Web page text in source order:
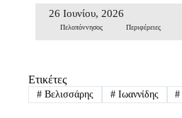
26 Ιουνίου, 2026
Πελοπόννησος Περιφέρειες
Ετικέτες
#Βελισσάρης #Ιωαννίδης #